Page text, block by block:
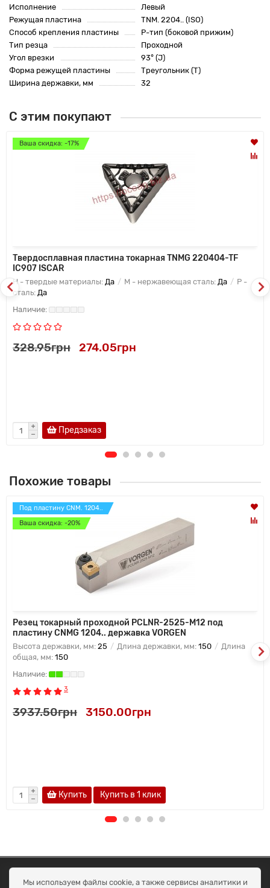
Исполнение
Левый
Режущая пластина
TNM. 2204.. (ISO)
Способ крепления пластины
P-тип (боковой прижим)
Тип резца
Проходной
Угол врезки
93° (J)
Форма режущей пластины
Треугольник (T)
Ширина державки, мм
32
С этим покупают
Ваша скидка: -17%
Твердосплавная пластина токарная TNMG 220404-TF
IC907 ISCAR
H - твердые материалы: Да M - нержавеющая сталь: Да
P -
сталь: Да
328.95грн 274.05грн
Предзаказ
Похожие товары
Под пластину CNM. 1204..
Ваша скидка: -20%
Резец токарный проходной PCLNR-2525-M12 под
пластину CNMG 1204.. державка VORGEN
Высота державки, мм: 25 Длина державки, мм: 150
Длина
общая, мм: 150
3
3937.50грн 3150.00грн
Купить Купить в 1 клик
ОКЕАН ТРЕЙД
Договір публичної оферти
Мы используем файлы cookie, а также сервисы аналитики и